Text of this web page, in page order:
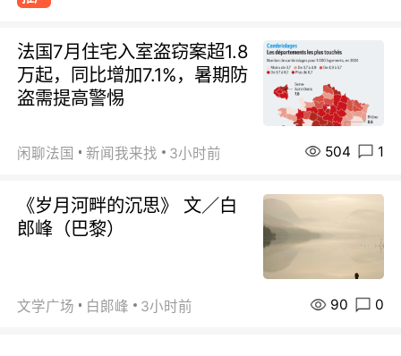
法国7月住宅入室盗窃案超1.8
万起，同比增加7.1%，暑期防
盗需提高警惕
闲聊法国 新闻我来找 3小时前 504 1
《岁月河畔的沉思》 文／白
郎峰（巴黎）
文学广场 白郞峰 3小时前 90 0